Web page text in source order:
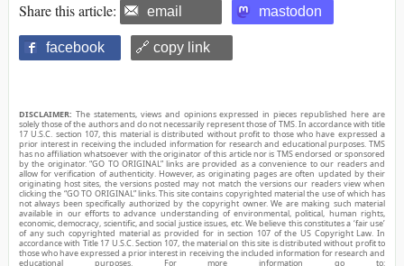
Share this article: email mastodon
facebook 🔗 copy link
DISCLAIMER: The statements, views and opinions expressed in pieces republished here are
solely those of the authors and do not necessarily represent those of TMS. In accordance with title
17 U.S.C. section 107, this material is distributed without profit to those who have expressed a
prior interest in receiving the included information for research and educational purposes. TMS
has no affiliation whatsoever with the originator of this article nor is TMS endorsed or sponsored
by the originator. “GO TO ORIGINAL” links are provided as a convenience to our readers and
allow for verification of authenticity. However, as originating pages are often updated by their
originating host sites, the versions posted may not match the versions our readers view when
clicking the “GO TO ORIGINAL” links. This site contains copyrighted material the use of which has
not always been specifically authorized by the copyright owner. We are making such material
available in our efforts to advance understanding of environmental, political, human rights,
economic, democracy, scientific, and social justice issues, etc. We believe this constitutes a ‘fair use’
of any such copyrighted material as provided for in section 107 of the US Copyright Law. In
accordance with Title 17 U.S.C. Section 107, the material on this site is distributed without profit to
those who have expressed a prior interest in receiving the included information for research and
educational purposes. For more information go to: